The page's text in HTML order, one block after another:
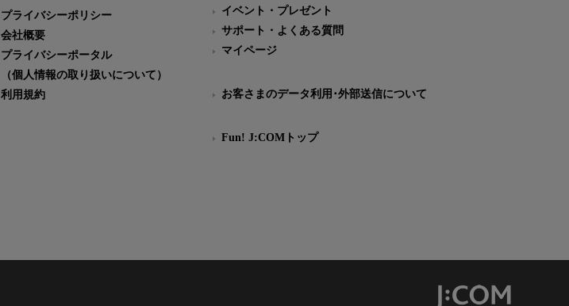
プライバシーポリシー
会社概要
プライバシーポータル
（個人情報の取り扱いについて）
利用規約
イベント・プレゼント
サポート・よくある質問
マイページ
お客さまのデータ利用･外部送信について
Fun! J:COMトップ